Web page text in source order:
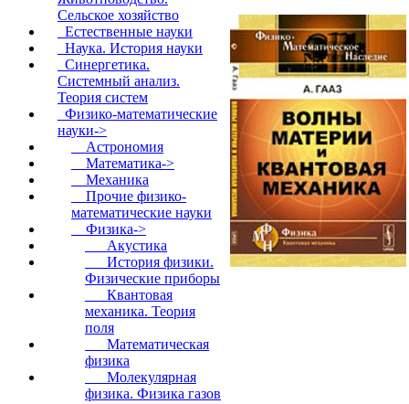
Сельское хозяйство
Естественные науки
Наука. История науки
Синергетика.
Системный анализ.
Теория систем
Физико-математические
науки->
Астрономия
Математика->
Механика
Прочие физико-
математические науки
Физика->
Акустика
История физики.
Физические приборы
Квантовая
механика. Теория
поля
Математическая
физика
Молекулярная
физика. Физика газов